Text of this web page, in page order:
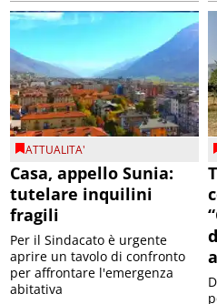
ATTUALITA'
Casa, appello Sunia:
tutelare inquilini
fragili
Per il Sindacato è urgente
aprire un tavolo di confronto
per affrontare l'emergenza
abitativa